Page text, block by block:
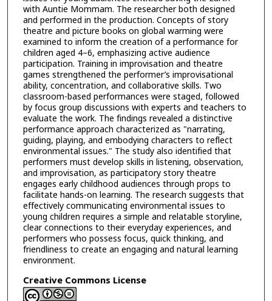
with Auntie Mommam. The researcher both designed
and performed in the production. Concepts of story
theatre and picture books on global warming were
examined to inform the creation of a performance for
children aged 4–6, emphasizing active audience
participation. Training in improvisation and theatre
games strengthened the performer’s improvisational
ability, concentration, and collaborative skills. Two
classroom-based performances were staged, followed
by focus group discussions with experts and teachers to
evaluate the work. The findings revealed a distinctive
performance approach characterized as "narrating,
guiding, playing, and embodying characters to reflect
environmental issues." The study also identified that
performers must develop skills in listening, observation,
and improvisation, as participatory story theatre
engages early childhood audiences through props to
facilitate hands-on learning. The research suggests that
effectively communicating environmental issues to
young children requires a simple and relatable storyline,
clear connections to their everyday experiences, and
performers who possess focus, quick thinking, and
friendliness to create an engaging and natural learning
environment.
Creative Commons License